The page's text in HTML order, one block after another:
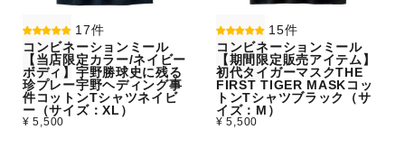
17件
コンビネーションミール
【当店限定カラー/ネイビー
ボディ】宇野勝球史に残る
珍プレー宇野ヘディング事
件コットンTシャツネイビ
ー（サイズ：XL）
¥ 5,500
15件
コンビネーションミール
【期間限定販売アイテム】
初代タイガーマスクTHE
FIRST TIGER MASKコッ
トンTシャツブラック（サ
イズ：M）
¥ 5,500